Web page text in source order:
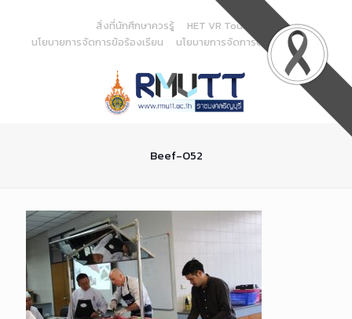
Content
สิ่งที่นักศึกษาควรรู้
HET VR Tour
นโยบายการจัดการข้อร้องเรียน
นโยบายการจัดการด้านสารสนเทศ
Beef-052